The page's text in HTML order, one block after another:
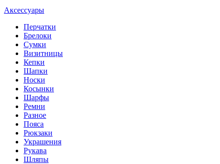
Аксессуары
Перчатки
Брелоки
Сумки
Визитницы
Кепки
Шапки
Носки
Косынки
Шарфы
Ремни
Разное
Пояса
Рюкзаки
Украшения
Рукава
Шляпы